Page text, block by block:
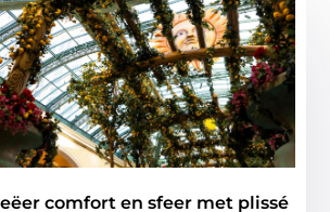
comfort en sfeer met plissé